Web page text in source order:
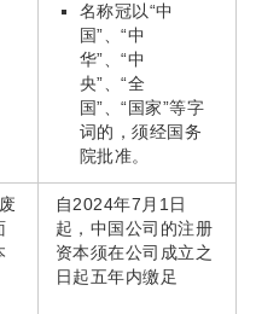
名称冠以“中
国”、“中
华”、“中
央”、“全
国”、“国家”等字
词的，须经国务
院批准。
自2024年7月1日
起，中国公司的注册
资本须在公司成立之
日起五年内缴足